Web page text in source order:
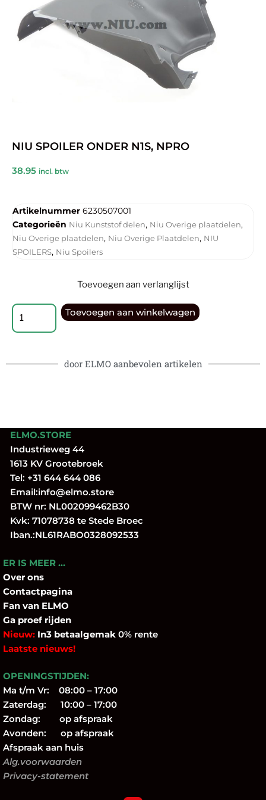
NIU SPOILER ONDER N1S, NPRO
38.95 incl. btw
Artikelnummer 6230507001
Categorieën Niu Kunststof delen, Niu Overige plaatdelen,
Niu Overige plaatdelen, Niu Overige Plaatdelen, NIU
SPOILERS, Niu Spoilers
Toevoegen aan verlanglijst
Toevoegen aan winkelwagen
door ELMO aanbevolen artikelen
ELMO.STORE
Industrieweg 44
1613 KV Grootebroek
Tel: +31 644 644 086
Email:info@elmo.store
BTW nr: NL002099462B30
Kvk: 71078738 te Stede Broec
Iban.:NL61RABO0328092533
ER IS MEER …
Over ons
Contactpagina
Fan van ELMO
Ga proef rijden
Nieuw: In3 betaalgemak 0% rente
Laatste nieuws!
OPENINGSTIJDEN:
Ma t/m Vr: 08:00 – 17:00
Zaterdag: 10:00 – 17:00
Zondag: op afspraak
Avonden: op afspraak
Afspraak aan huis
Alg.voorwaarden
Privacy-statement